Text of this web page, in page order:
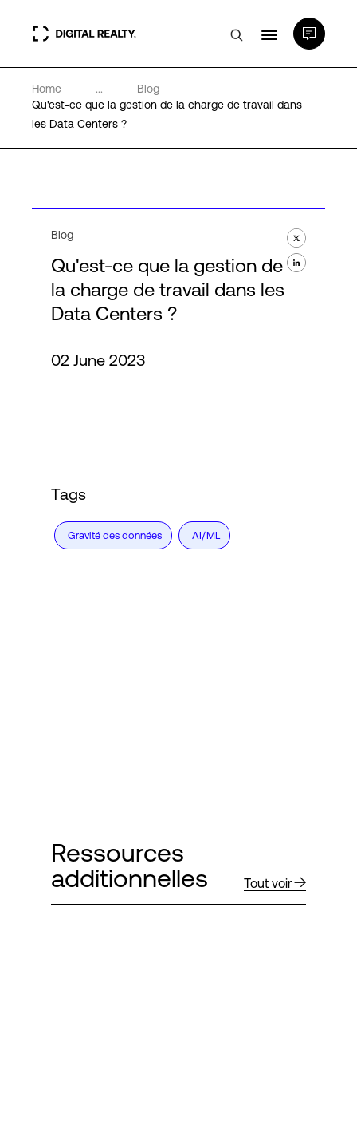
Data Centers
PlatformDIGITAL®
A propos de nous
Language
Home ...
Blog
Qu'est-ce que la gestion de la charge de travail dans
les Data Centers ?
Blog
Qu'est-ce que la gestion de
la charge de travail dans les
Data Centers ?
02 June 2023
Tags
Gravité des données AI/ML
Ressources
additionnelles
Tout voir